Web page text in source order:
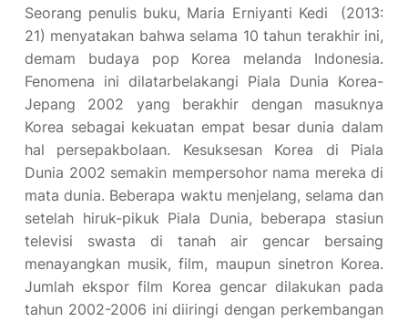
Seorang penulis buku, Maria Erniyanti Kedi (2013:
21) menyatakan bahwa selama 10 tahun terakhir ini,
demam budaya pop Korea melanda Indonesia.
Fenomena ini dilatarbelakangi Piala Dunia Korea-
Jepang 2002 yang berakhir dengan masuknya
Korea sebagai kekuatan empat besar dunia dalam
hal persepakbolaan. Kesuksesan Korea di Piala
Dunia 2002 semakin mempersohor nama mereka di
mata dunia. Beberapa waktu menjelang, selama dan
setelah hiruk-pikuk Piala Dunia, beberapa stasiun
televisi swasta di tanah air gencar bersaing
menayangkan musik, film, maupun sinetron Korea.
Jumlah ekspor film Korea gencar dilakukan pada
tahun 2002-2006 ini diiringi dengan perkembangan